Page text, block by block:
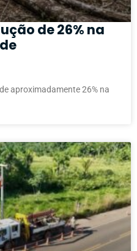
de 26% na
aproximadamente 26% na